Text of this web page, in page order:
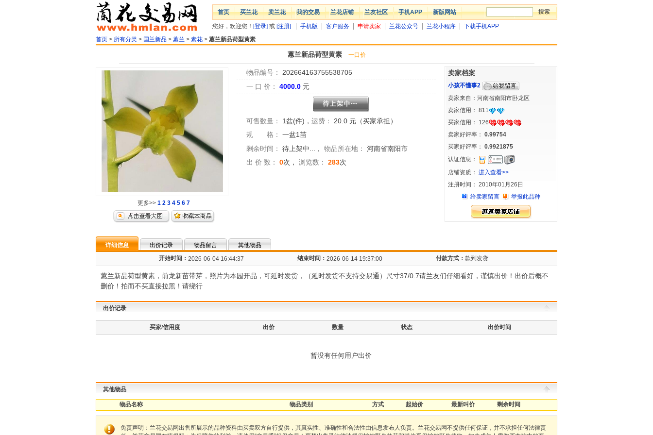
首页 买兰花 卖兰花 我的交易 兰花店铺 兰友社区 手机APP 新版网站
您好，欢迎您！ [登录] 或 [注册] 手机版 客户服务 申请卖家 兰花公众号 兰花小程序
下载手机APP
首页 > 所有分类 > 国兰新品 > 蕙兰 > 素花 > 蕙兰新品荷型黄素
蕙兰新品荷型黄素 一口价
更多>> 1 2 3 4 5 6 7
物品编号：
202664163755538705
一 口 价：
4000.0 元
可售数量： 1盆(件) ， 运费：
20.0 元（买家承担）
规 格：
一盆1苗
剩余时间：
待上架中... ， 物品所在地：
河南省南阳市
出 价 数：
0次， 浏览数： 283次
卖家档案
小孩不懂事2
卖家来自：河南省南阳市卧龙区
卖家信用： 811
买家信用： 126
卖家好评率： 0.99754
买家好评率： 0.9921875
认证信息：
店铺资质： 进入查看>>
注册时间： 2010年01月26日
给卖家留言
举报此品种
详细信息 出价记录 物品留言
其他物品
开始时间： 2026-06-04 16:44:37 结束时间： 2026-06-14 19:37:00 付款方式： 款到发货
蕙兰新品荷型黄素，前龙新苗带芽，照片为本园开品，可延时发货，（延时发货不支持交易通）尺寸37/0.7请兰友们仔细看好，谨慎出价！出价后概不
删价！拍而不买直接拉黑！请绕行
出价记录
买家/信用度 出价 数量 状态 出价时间
暂没有任何用户出价
其他物品
物品名称 物品类别 方式 起始价 最新叫价 剩余时间
免责声明：兰花交易网出售所展示的品种资料由买卖双方自行提供，其真实性、准确性和合法性由信息发布人负责。兰花交易网不提供任何保证，并不承担任何法律责